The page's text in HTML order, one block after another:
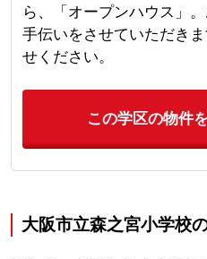
ら、「オープンハウス」
手伝いをさせていただき
せください。
この学区の物件
大阪市立森之宮小学校